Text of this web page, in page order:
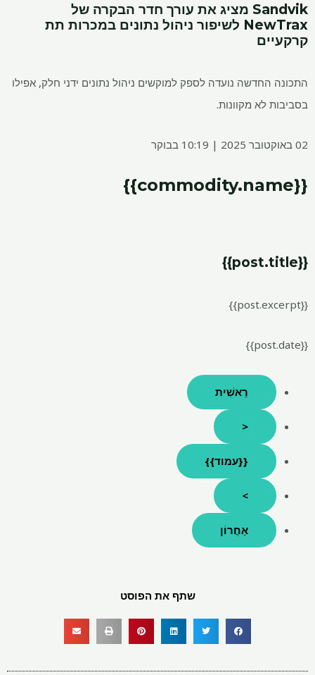
Sandvik מציג את עורך חדר הבקרה של
NewTrax לשיפור ניהול נתונים במכרות תת
קרקעיים
התכונה החדשה נועדה לספק למוקשים ניהול נתונים ידני חלק, אפילו
בסביבות לא מקוונות.
02 באוקטובר 2025 | 10:19 בבוקר
{{commodity.name}}
{{post.title}}
{{post.excerpt}}
{{post.date}}
רֵאשִׁית
<
{{עמוד}}
>
אַחֲרוֹן
שתף את הפוסט